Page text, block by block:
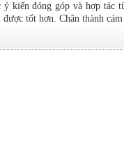
kiến đóng góp và hợp tác
tốt hơn. Chân thành